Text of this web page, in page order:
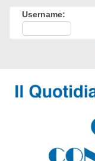
Username: